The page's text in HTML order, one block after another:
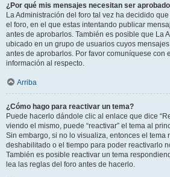
¿Por qué mis mensajes necesitan ser
La Administración del foro tal vez ha decidido
el foro, en el que estas intentando publicar
antes de aprobarlos. También es posible que La
ubicado en un grupo de usuarios cuyos
antes de aprobarlos. Por favor comuníquese con
información al respecto.
Arriba
¿Cómo hago para reactivar un tema?
Puede hacerlo dándole clic al enlace que dice
viendo el mismo, puede “reactivar” el tema al
Sin embargo, si no lo visualiza, entonces el tema
deshabilitado o el tiempo para poder reactivarlo
También es posible reactivar un tema
lea las reglas del foro antes de hacerlo.